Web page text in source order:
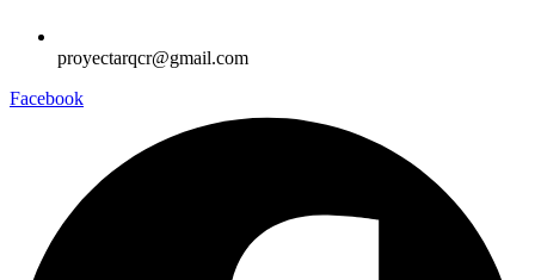
proyectarqcr@gmail.com
Facebook